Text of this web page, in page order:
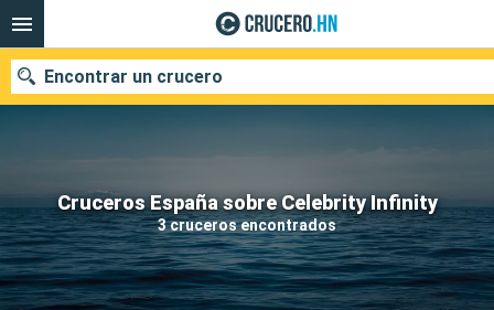
Cruceros España sobre Celebrity Infinity
3 cruceros encontrados
Encontrar un crucero
Nuestros destinos
Fecha de salida
Puertos Compañías